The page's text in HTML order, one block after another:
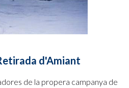
d'Amiant
de la propera campanya de